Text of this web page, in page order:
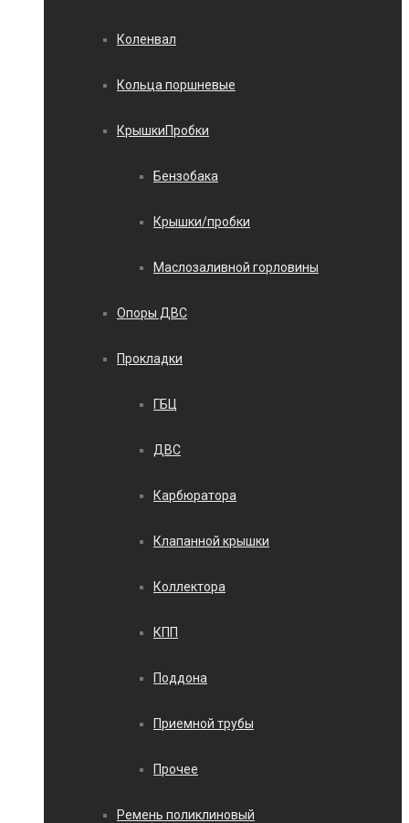
Коленвал
Кольца поршневые
КрышкиПробки
Бензобака
Крышки/пробки
Маслозаливной горловины
Опоры ДВС
Прокладки
ГБЦ
ДВС
Карбюратора
Клапанной крышки
Коллектора
КПП
Поддона
Приемной трубы
Прочее
Ремень поликлиновый